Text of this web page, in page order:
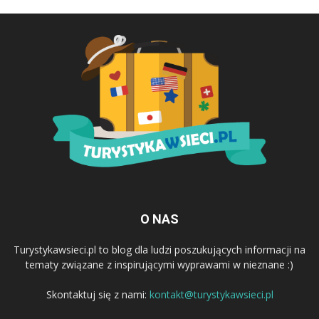
O NAS
Turystykawsieci.pl to blog dla ludzi poszukujących informacji na
tematy związane z inspirującymi wyprawami w nieznane :)
Skontaktuj się z nami: kontakt@turystykawsieci.pl